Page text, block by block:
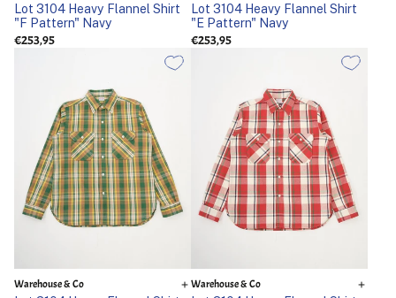
Lot 3104 Heavy Flannel Shirt
"F Pattern" Navy
€253,95
Lot 3104 Heavy Flannel Shirt
"E Pattern" Navy
€253,95
Warehouse & Co Warehouse & Co